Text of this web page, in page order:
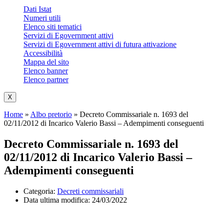
Dati Istat
Numeri utili
Elenco siti tematici
Servizi di Egovernment attivi
Servizi di Egovernment attivi di futura attivazione
Accessibilità
Mappa del sito
Elenco banner
Elenco partner
X
Home » Albo pretorio » Decreto Commissariale n. 1693 del
02/11/2012 di Incarico Valerio Bassi – Adempimenti conseguenti
Decreto Commissariale n. 1693 del
02/11/2012 di Incarico Valerio Bassi –
Adempimenti conseguenti
Categoria: Decreti commissariali
Data ultima modifica: 24/03/2022